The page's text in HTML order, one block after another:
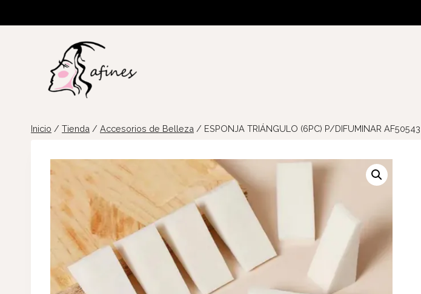
Inicio / Tienda / Accesorios de Belleza / ESPONJA TRIÁNGULO (6PC) P/DIFUMINAR AF50543